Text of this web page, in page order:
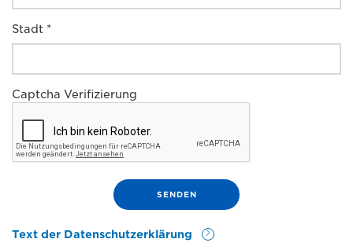
Stadt *
Captcha Verifizierung
Text der Datenschutzerklärung